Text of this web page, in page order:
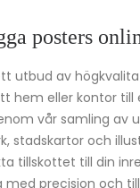
posters
utbud av
hem eller kontor till
vår samling av
stadskartor och
tillskottet till din
med precision och